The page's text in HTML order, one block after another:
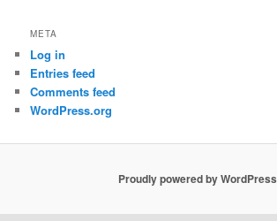
META
Log in
Entries feed
Comments feed
WordPress.org
Proudly powered by WordPress